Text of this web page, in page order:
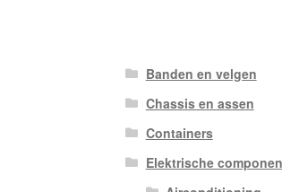
Banden en velgen
Chassis en assen
Containers
Elektrische